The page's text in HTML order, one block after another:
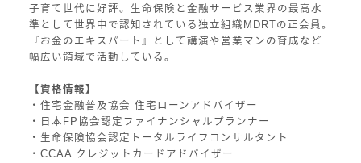
子育て世代に好評。生命保険と金融サービス業界の最高水
準として世界中で認知されている独立組織MDRTの正会員。
『お金のエキスパート』として講演や営業マンの育成など
幅広い領域で活動している。
【資格情報】
・住宅金融普及協会 住宅ローンアドバイザー
・日本FP協会認定ファイナンシャルプランナー
・生命保険協会認定トータルライフコンサルタント
・CCAA クレジットカードアドバイザー